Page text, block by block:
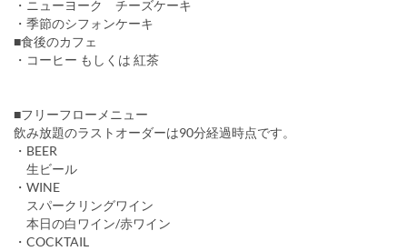
・ニューヨーク チーズケーキ
・季節のシフォンケーキ
■食後のカフェ
・コーヒー もしくは 紅茶
■フリーフローメニュー
飲み放題のラストオーダーは90分経過時点です。
・BEER
生ビール
・WINE
スパークリングワイン
本日の白ワイン/赤ワイン
・COCKTAIL